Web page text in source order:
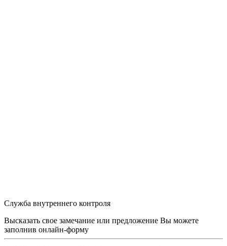
Служба внутреннего контроля
Высказать свое замечание или предложение Вы можете
заполнив онлайн-форму